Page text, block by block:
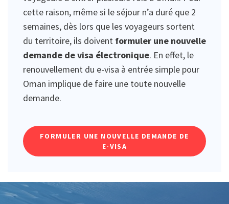
cette raison, même si le séjour n’a duré que 2
semaines, dès lors que les voyageurs sortent
du territoire, ils doivent formuler une nouvelle
demande de visa électronique. En effet, le
renouvellement du e-visa à entrée simple pour
Oman implique de faire une toute nouvelle
demande.
FORMULER UNE NOUVELLE DEMANDE DE
E-VISA